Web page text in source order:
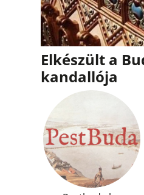
Elkészült a
kandallója